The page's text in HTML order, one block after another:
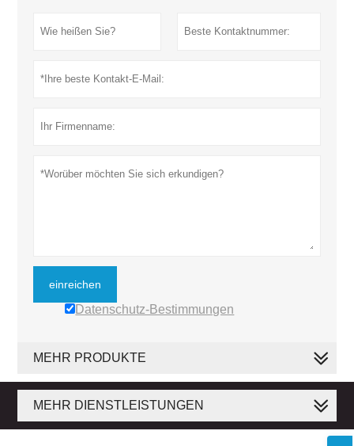
einreichen
Datenschutz-Bestimmungen
MEHR PRODUKTE
MEHR DIENSTLEISTUNGEN